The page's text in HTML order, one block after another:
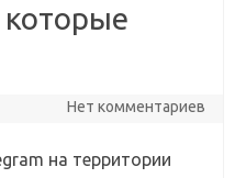
которые
Нет комментариев
на территории